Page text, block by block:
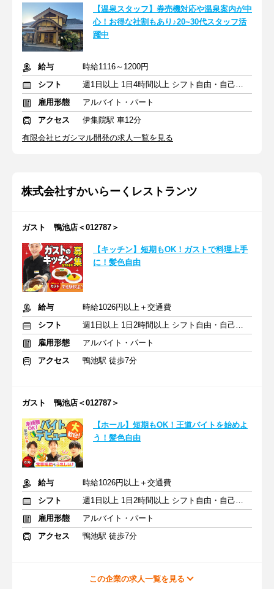
【温泉スタッフ】券売機対応や温泉案内が中
心！お得な社割もあり♪20~30代スタッフ活
躍中
給与
時給1116～1200円
シフト
週1日以上 1日4時間以上 シフト自由・自己申告
雇用形態
アルバイト・パート
アクセス
伊集院駅 車12分
有限会社ヒガシマル開発の求人一覧を見る
株式会社すかいらーくレストランツ
ガスト 鴨池店＜012787＞
【キッチン】短期もOK！ガストで料理上手
に！髪色自由
給与
時給1026円以上＋交通費
シフト
週1日以上 1日2時間以上 シフト自由・自己申告
雇用形態
アルバイト・パート
アクセス
鴨池駅 徒歩7分
ガスト 鴨池店＜012787＞
【ホール】短期もOK！王道バイトを始めよ
う！髪色自由
給与
時給1026円以上＋交通費
シフト
週1日以上 1日2時間以上 シフト自由・自己申告
雇用形態
アルバイト・パート
アクセス
鴨池駅 徒歩7分
この企業の求人一覧を見る